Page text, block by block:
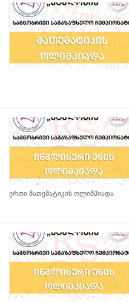
ერთი მათემატიკის ოლიმპიადა